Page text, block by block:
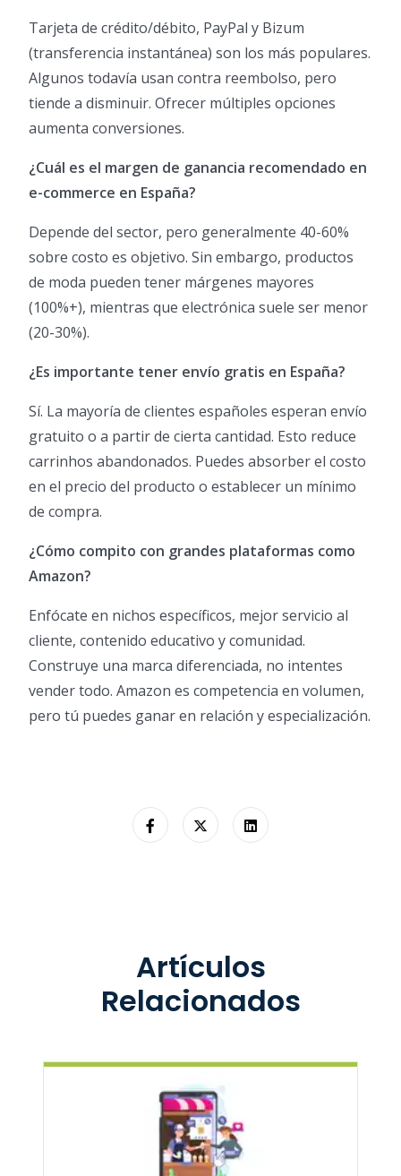
Tarjeta de crédito/débito, PayPal y Bizum
(transferencia instantánea) son los más populares.
Algunos todavía usan contra reembolso, pero
tiende a disminuir. Ofrecer múltiples opciones
aumenta conversiones.
¿Cuál es el margen de ganancia recomendado en
e-commerce en España?
Depende del sector, pero generalmente 40-60%
sobre costo es objetivo. Sin embargo, productos
de moda pueden tener márgenes mayores
(100%+), mientras que electrónica suele ser menor
(20-30%).
¿Es importante tener envío gratis en España?
Sí. La mayoría de clientes españoles esperan envío
gratuito o a partir de cierta cantidad. Esto reduce
carrinhos abandonados. Puedes absorber el costo
en el precio del producto o establecer un mínimo
de compra.
¿Cómo compito con grandes plataformas como
Amazon?
Enfócate en nichos específicos, mejor servicio al
cliente, contenido educativo y comunidad.
Construye una marca diferenciada, no intentes
vender todo. Amazon es competencia en volumen,
pero tú puedes ganar en relación y especialización.
Artículos
Relacionados